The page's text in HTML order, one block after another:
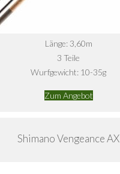
Länge: 3,60m
3 Teile
Wurfgewicht: 10-35g
Zum Angebot
Shimano Vengeance AX